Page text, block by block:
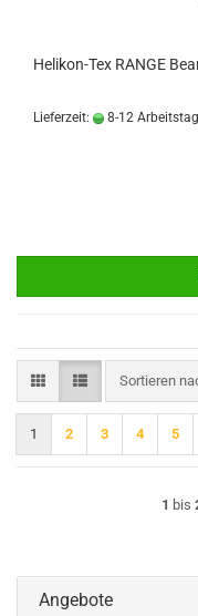
Helikon-Tex RANGE
Lieferzeit: 8-12
Sortieren
Sortieren
1 2 3 4 5
1 bis
Angebote